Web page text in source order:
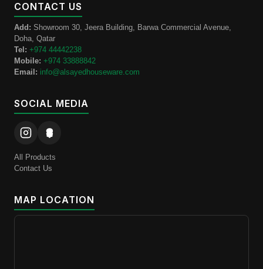
CONTACT US
Add: Showroom 30, Jeera Building, Barwa Commercial Avenue,
Doha, Qatar
Tel: +974 44442238
Mobile: +974 33888842
Email: info@alsayedhouseware.com
SOCIAL MEDIA
All Products
Contact Us
MAP LOCATION